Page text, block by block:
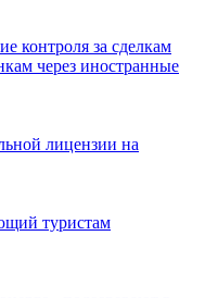
контроля за сделкам
через иностранные
лицензии на
туристам